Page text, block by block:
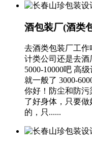
酒包装厂(酒类
去酒类包装厂工
计类公司还是去
5000-10000吧 高
就一般了 3000-
你好！防尘和防
了好身体，只要
的，只......